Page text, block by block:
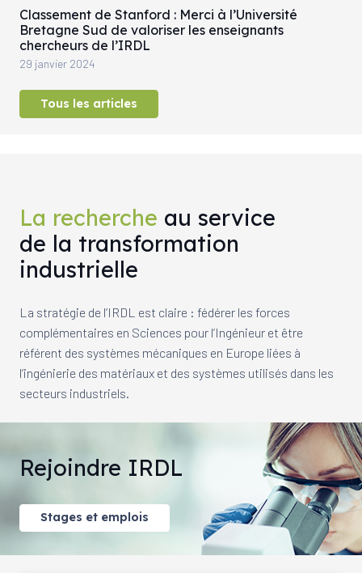
Classement de Stanford : Merci à l’Université
Bretagne Sud de valoriser les enseignants
chercheurs de l’IRDL
29 janvier 2024
Tous les articles
La recherche au service
de la transformation
industrielle
La stratégie de l’IRDL est claire : fédérer les forces
complémentaires en Sciences pour l’Ingénieur et être
référent des systèmes mécaniques en Europe liées à
l’ingénierie des matériaux et des systèmes utilisés dans les
secteurs industriels.
Rejoindre IRDL
Stages et emplois